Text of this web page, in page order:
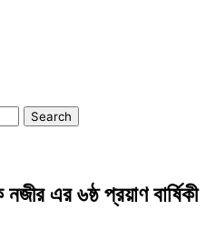
এর ৬ষ্ঠ প্রয়াণ বার্ষিকী